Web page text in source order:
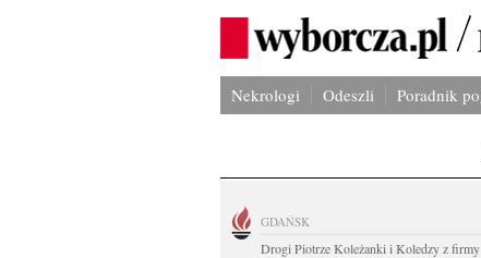
Nekrologi Odeszli Poradnik
GDAŃSK
Drogi Piotrze Koleżanki i Koledzy z firmy